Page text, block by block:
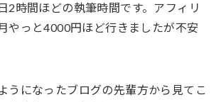
2時間ほどの執筆時間です。アフィリ
やっと4000円ほど行きましたが不安
うになったブログの先輩方から見てこ